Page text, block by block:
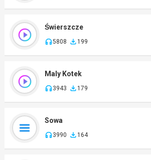
Świerszcze
5808 199
Maly Kotek
3943 179
Sowa
3990 164